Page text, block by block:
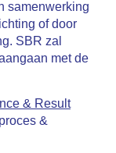
samenwerking
of door
SBR zal
met de
& Result
&